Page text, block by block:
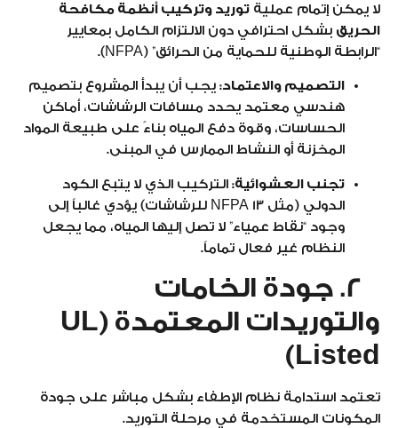
لا يمكن إتمام عملية توريد وتركيب أنظمة مكافحة
الحريق بشكل احترافي دون الالتزام الكامل بمعايير
“الرابطة الوطنية للحماية من الحرائق” (NFPA).
التصميم والاعتماد: يجب أن يبدأ المشروع بتصميم
هندسي معتمد يحدد مسافات الرشاشات، أماكن
الحساسات، وقوة دفع المياه بناءً على طبيعة المواد
المخزنة أو النشاط الممارس في المبنى.
تجنب العشوائية: التركيب الذي لا يتبع الكود
الدولي (مثل NFPA 13 للرشاشات) يؤدي غالباً إلى
وجود “نقاط عمياء” لا تصل إليها المياه، مما يجعل
النظام غير فعال تماماً.
2. جودة الخامات
والتوريدات المعتمدة (UL
Listed)
تعتمد استدامة نظام الإطفاء بشكل مباشر على جودة
المكونات المستخدمة في مرحلة التوريد.